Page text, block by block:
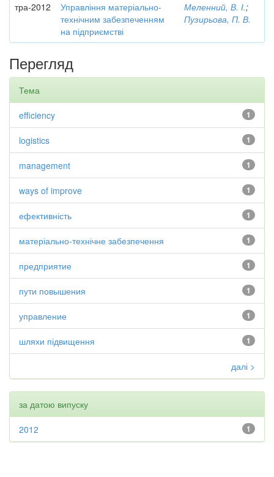
тра-2012
Управління матеріально-
технічним забезпеченням
на підприємстві
Меленний, В. І.;
Пузирьова, П. В.
Перегляд
Тема
1
efficiency
1
logistics
1
management
1
ways of improve
1
ефективність
1
матеріально-технічне забезпечення
1
предприятие
1
пути повышения
1
управление
1
шляхи підвищення
далі >
за датою випуску
1
2012